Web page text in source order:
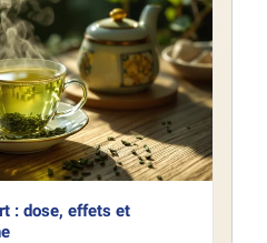
: dose, effets et